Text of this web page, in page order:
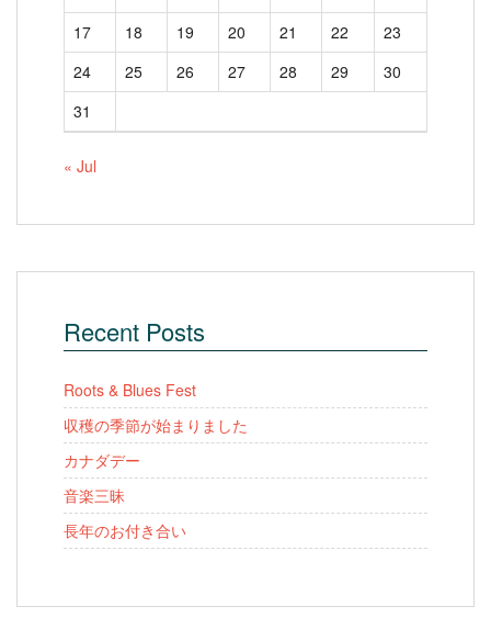
17
18 19 20 21 22
23
24
25 26 27 28 29
30
31
« Jul
Recent Posts
Roots & Blues Fest
収穫の季節が始まりました
カナダデー
音楽三昧
長年のお付き合い